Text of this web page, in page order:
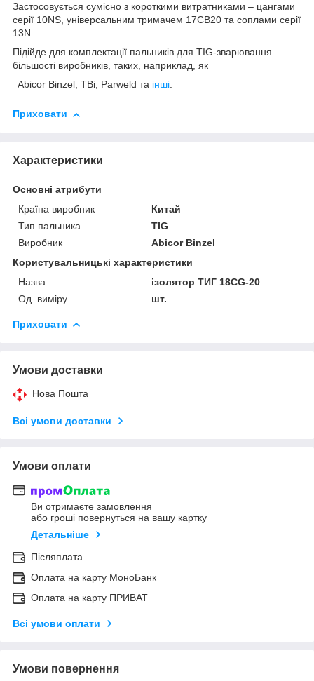
Застосовується сумісно з короткими витратниками – цангами
серії 10NS, універсальним тримачем 17CB20 та соплами серії
13N.
Підійде для комплектації пальників для TIG-зварювання
більшості виробників, таких, наприклад, як
Abicor Binzel, TBi, Parweld та інші.
Приховати
Характеристики
Основні атрибути
Країна виробник
Китай
Тип пальника
TIG
Виробник
Abicor Binzel
Користувальницькі характеристики
Назва
ізолятор ТИГ 18CG-20
Од. виміру
шт.
Приховати
Умови доставки
Нова Пошта
Всі умови доставки
Умови оплати
Ви отримаєте замовлення
або гроші повернуться на вашу картку
Детальніше
Післяплата
Оплата на карту МоноБанк
Оплата на карту ПРИВАТ
Всі умови оплати
Умови повернення